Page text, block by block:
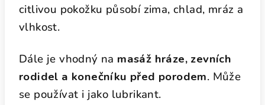
citlivou pokožku působí zima, chlad, mráz a
vlhkost.
Dále je vhodný na masáž hráze, zevních
rodidel a konečníku před porodem. Může
se používat i jako lubrikant.